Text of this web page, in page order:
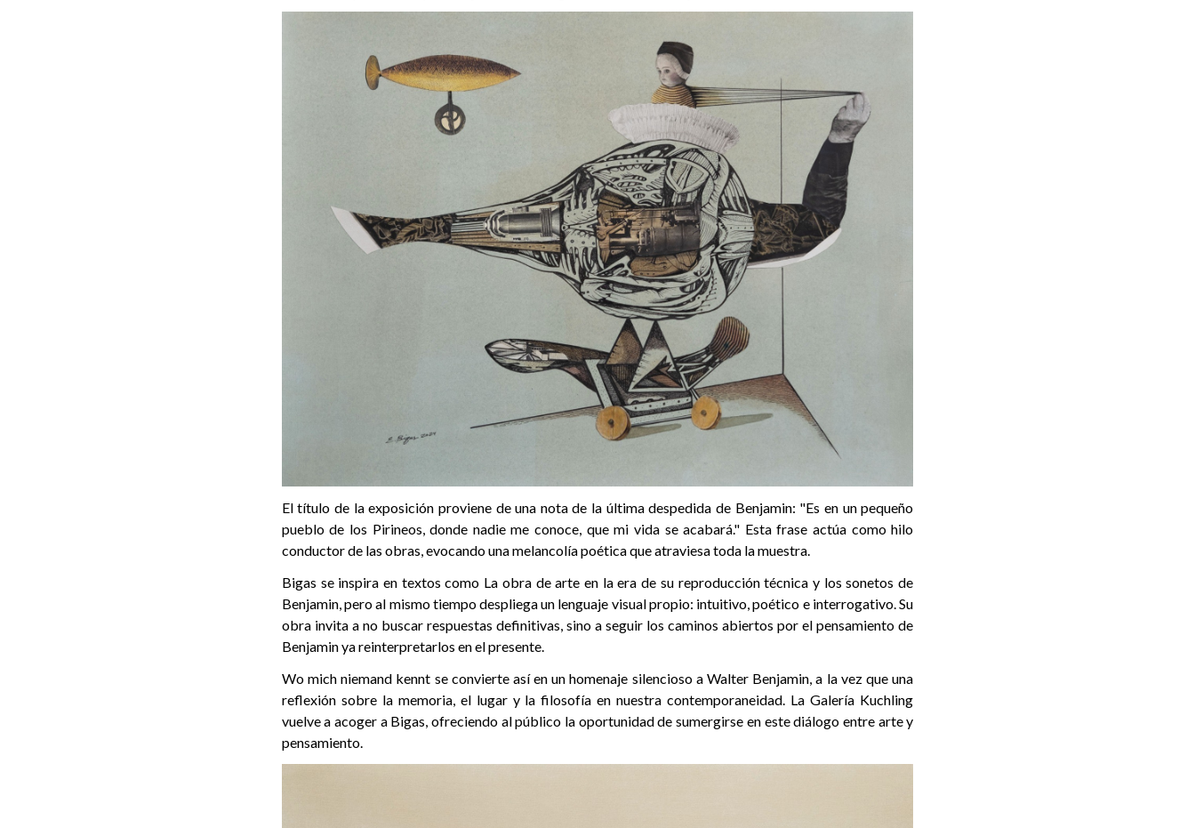
El título de la exposición proviene de una nota de la última despedida de Benjamin: "Es en un pequeño
pueblo de los Pirineos, donde nadie me conoce, que mi vida se acabará." Esta frase actúa como hilo
conductor de las obras, evocando una melancolía poética que atraviesa toda la muestra.
Bigas se inspira en textos como La obra de arte en la era de su reproducción técnica y los sonetos de
Benjamin, pero al mismo tiempo despliega un lenguaje visual propio: intuitivo, poético e interrogativo. Su
obra invita a no buscar respuestas definitivas, sino a seguir los caminos abiertos por el pensamiento de
Benjamin ya reinterpretarlos en el presente.
Wo mich niemand kennt se convierte así en un homenaje silencioso a Walter Benjamin, a la vez que una
reflexión sobre la memoria, el lugar y la filosofía en nuestra contemporaneidad. La Galería Kuchling
vuelve a acoger a Bigas, ofreciendo al público la oportunidad de sumergirse en este diálogo entre arte y
pensamiento.